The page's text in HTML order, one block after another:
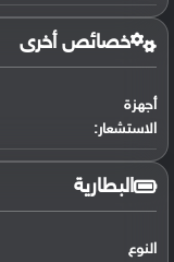
خصائص أخرى
أجهزة
الاستشعار:
البطارية
النوع